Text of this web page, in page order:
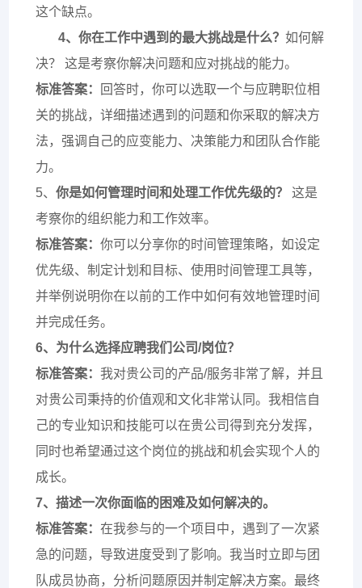
这个缺点。
4、你在工作中遇到的最大挑战是什么？如何解
决？ 这是考察你解决问题和应对挑战的能力。
标准答案：
回答时，你可以选取一个与应聘职位相
关的挑战，详细描述遇到的问题和你采取的解决方
法，强调自己的应变能力、决策能力和团队合作能
力。
5、你是如何管理时间和处理工作优先级的？
这是
考察你的组织能力和工作效率。
标准答案：你可以分享你的时间管理策略，如设定
优先级、制定计划和目标、使用时间管理工具等，
并举例说明你在以前的工作中如何有效地管理时间
并完成任务。
6、为什么选择应聘我们公司/岗位？
标准答案：我对贵公司的产品/服务非常了解，并且
对贵公司秉持的价值观和文化非常认同。我相信自
己的专业知识和技能可以在贵公司得到充分发挥，
同时也希望通过这个岗位的挑战和机会实现个人的
成长。
7、描述一次你面临的困难及如何解决的。
标准答案：在我参与的一个项目中，遇到了一次紧
急的问题，导致进度受到了影响。我当时立即与团
队成员协商，分析问题原因并制定解决方案。最终